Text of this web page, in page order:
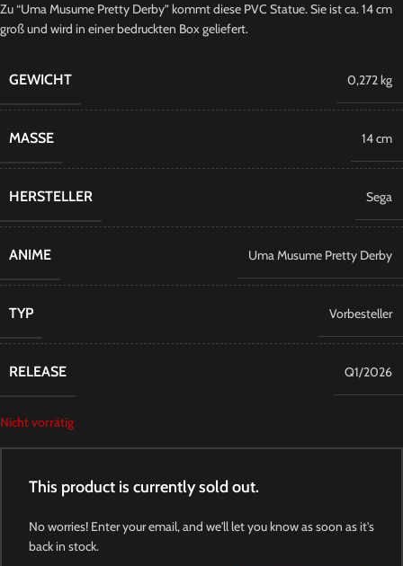
Zu “Uma Musume Pretty Derby” kommt diese PVC Statue. Sie ist ca. 14 cm
groß und wird in einer bedruckten Box geliefert.
GEWICHT 0,272 kg
MASSE 14 cm
HERSTELLER Sega
ANIME Uma Musume Pretty Derby
TYP Vorbesteller
RELEASE Q1/2026
Nicht vorrätig
This product is currently sold out.
No worries! Enter your email, and we'll let you know as soon as it's
back in stock.